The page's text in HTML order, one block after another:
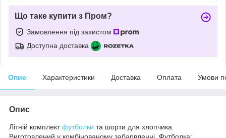
Що таке купити з Пром?
Замовлення під захистом
Доступна доставка
Опис Характеристики Доставка Оплата Умови
Опис
Літній комплектфутболки та шорти для хлопчика.
Виготовлений у комбінованому забарвленні. Футболка: